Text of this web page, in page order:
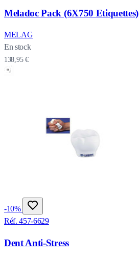
Meladoc Pack (6X750 Etiquettes)
MELAG
En stock
138,95 €
-10%
Réf. 457-6629
Dent Anti-Stress